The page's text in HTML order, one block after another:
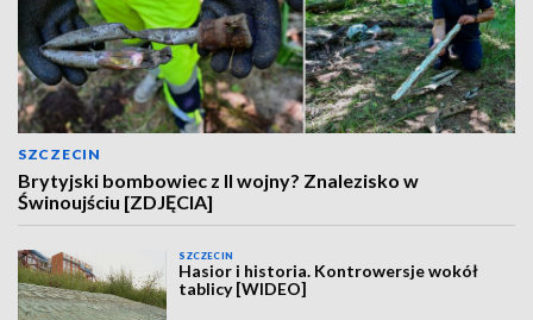
SZCZECIN
Brytyjski bombowiec z II wojny? Znalezisko w
Świnoujściu [ZDJĘCIA]
SZCZECIN
Hasior i historia. Kontrowersje wokół
tablicy [WIDEO]